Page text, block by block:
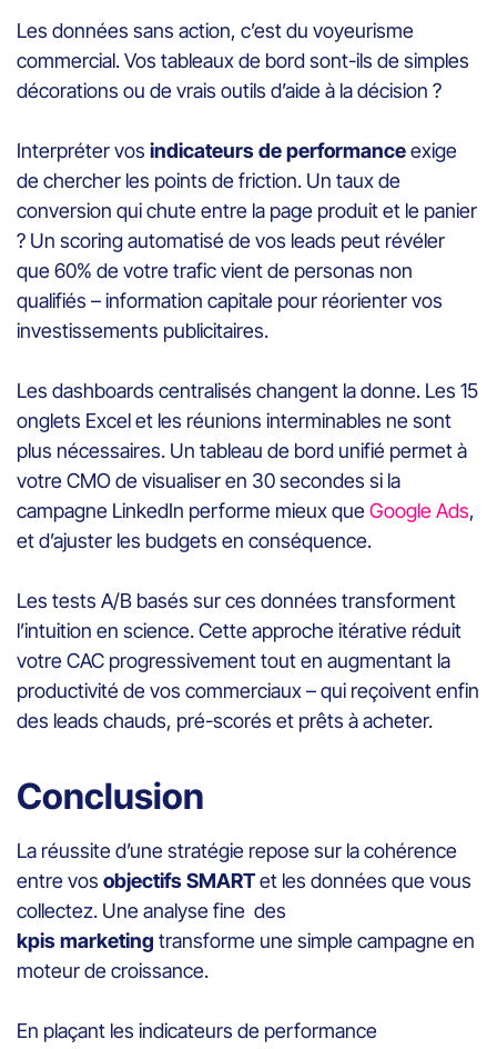
Les données sans action, c’est du voyeurisme
commercial. Vos tableaux de bord sont-ils de simples
décorations ou de vrais outils d’aide à la décision ?
Interpréter vos indicateurs de performanceexige
de chercher les points de friction. Un taux de
conversion qui chute entre la page produit et le panier
? Un scoring automatisé de vos leads peut révéler
que 60% de votre trafic vient de personas non
qualifiés – information capitale pour réorienter vos
investissements publicitaires.
Les dashboards centralisés changent la donne. Les 15
onglets Excel et les réunions interminables ne sont
plus nécessaires. Un tableau de bord unifié permet à
votre CMO de visualiser en 30 secondes si la
campagne LinkedIn performe mieux queGoogle Ads,
et d’ajuster les budgets en conséquence.
Les tests A/B basés sur ces données transforment
l’intuition en science. Cette approche itérative réduit
votre CAC progressivement tout en augmentant la
productivité de vos commerciaux – qui reçoivent enfin
des leads chauds, pré-scorés et prêts à acheter.
Conclusion
La réussite d’une stratégie repose sur la cohérence
entre vos objectifs SMARTet les données que vous
collectez. Une analyse fine des
kpis marketing transforme une simple campagne en
moteur de croissance.
En plaçant les indicateurs de performance